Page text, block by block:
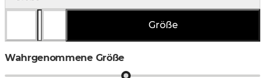
Größe
Wahrgenommene Größe